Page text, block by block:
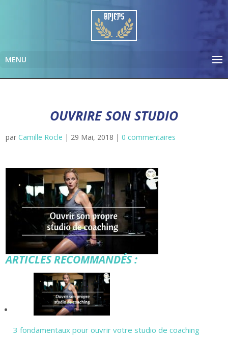
OUVRIRE SON STUDIO
parCamille Rocle | 29 Mai, 2018 |0 commentaires
ARTICLES RECOMMANDÉS :
3 fondamentaux pour ouvrir votre studio de coaching